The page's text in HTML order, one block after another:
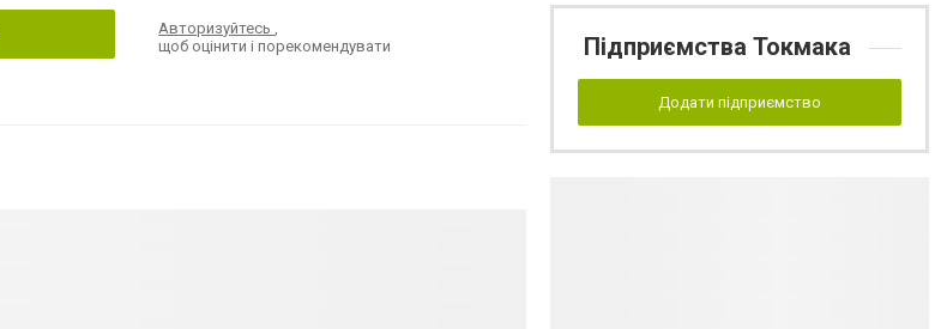
Авторизуйтесь,
щоб оцінити і порекомендувати
Підприємства Токмака
Додати підприємство